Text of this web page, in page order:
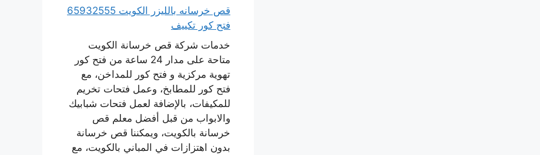
قص خرسانه بالليزر الكويت 65932555
فتح كور تكييف
خدمات شركة قص خرسانة الكويت
متاحة على مدار 24 ساعة من فتح كور
تهوية مركزية و فتح كور للمداخن، مع
فتح كور للمطابخ، وعمل فتحات تخريم
للمكيفات، بالإضافة لعمل فتحات شبابيك
والابواب من قبل أفضل معلم قص
خرسانة بالكويت، ويمكننا قص خرسانة
بدون اهتزازات في المباني بالكويت، مع